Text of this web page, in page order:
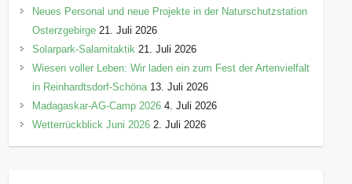
Neues Personal und neue Projekte in der Naturschutzstation
Osterzgebirge 21. Juli 2026
Solarpark-Salamitaktik 21. Juli 2026
Wiesen voller Leben: Wir laden ein zum Fest der Artenvielfalt
in Reinhardtsdorf-Schöna 13. Juli 2026
Madagaskar-AG-Camp 2026 4. Juli 2026
Wetterrückblick Juni 2026 2. Juli 2026